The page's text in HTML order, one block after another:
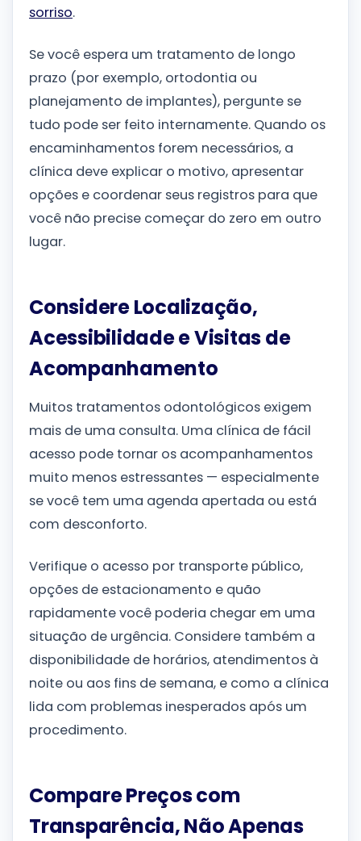
sorriso.
Se você espera um tratamento de longo
prazo (por exemplo, ortodontia ou
planejamento de implantes), pergunte se
tudo pode ser feito internamente. Quando os
encaminhamentos forem necessários, a
clínica deve explicar o motivo, apresentar
opções e coordenar seus registros para que
você não precise começar do zero em outro
lugar.
Considere Localização,
Acessibilidade e Visitas de
Acompanhamento
Muitos tratamentos odontológicos exigem
mais de uma consulta. Uma clínica de fácil
acesso pode tornar os acompanhamentos
muito menos estressantes — especialmente
se você tem uma agenda apertada ou está
com desconforto.
Verifique o acesso por transporte público,
opções de estacionamento e quão
rapidamente você poderia chegar em uma
situação de urgência. Considere também a
disponibilidade de horários, atendimentos à
noite ou aos fins de semana, e como a clínica
lida com problemas inesperados após um
procedimento.
Compare Preços com
Transparência, Não Apenas